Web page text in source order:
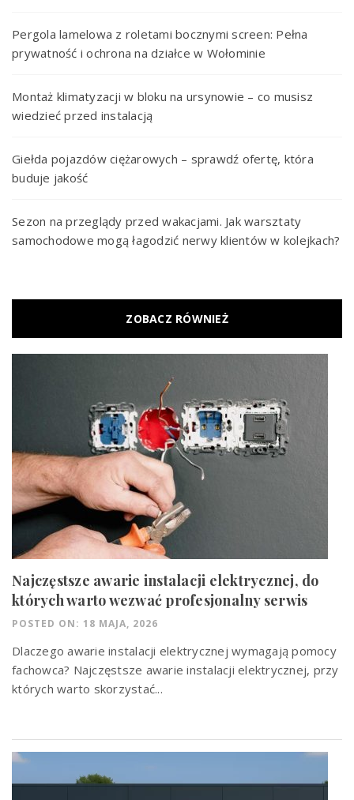
Pergola lamelowa z roletami bocznymi screen: Pełna
prywatność i ochrona na działce w Wołominie
Montaż klimatyzacji w bloku na ursynowie – co musisz
wiedzieć przed instalacją
Giełda pojazdów ciężarowych – sprawdź ofertę, która
buduje jakość
Sezon na przeglądy przed wakacjami. Jak warsztaty
samochodowe mogą łagodzić nerwy klientów w kolejkach?
ZOBACZ RÓWNIEŻ
Najczęstsze awarie instalacji elektrycznej, do
których warto wezwać profesjonalny serwis
POSTED ON: 18 MAJA, 2026
Dlaczego awarie instalacji elektrycznej wymagają pomocy
fachowca? Najczęstsze awarie instalacji elektrycznej, przy
których warto skorzystać...